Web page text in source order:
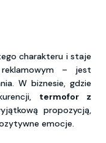
charakteru i staje
– jest
W biznesie, gdzie
termofor z
propozycją,
emocje.